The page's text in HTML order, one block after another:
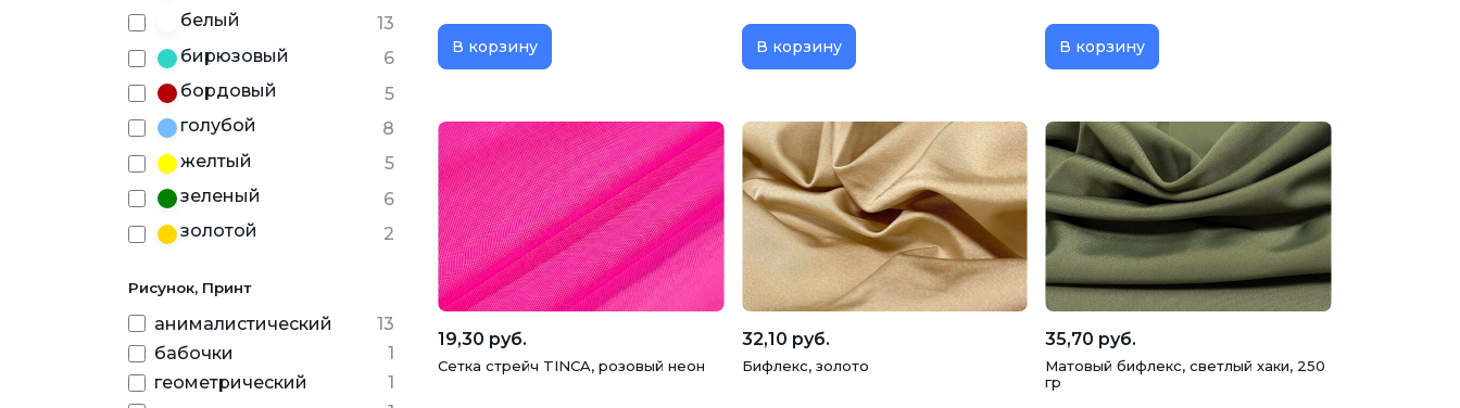
белый
13
бирюзовый
6
бордовый
5
голубой
8
желтый
5
зеленый
6
золотой
2
коралловый
коричневый
6
Рисунок, Принт
анималистический
13
бабочки
1
геометрический
1
В корзину В корзину В корзину
19,30 руб.
Сетка стрейч TINCA, розовый неон
32,10 руб.
Бифлекс, золото
35,70 руб.
Матовый бифлекс, светлый хаки, 250
гр